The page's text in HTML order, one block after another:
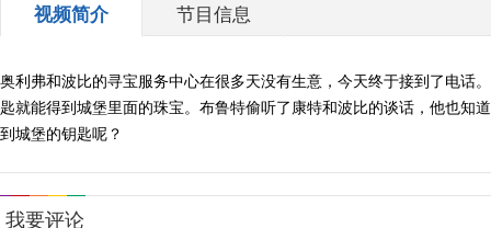
视频简介 节目信息
奥利弗和波比的寻宝服务中心在很多天没有生意，今天终于接到了电话
匙就能得到城堡里面的珠宝。布鲁特偷听了康特和波比的谈话，他也知
到城堡的钥匙呢？